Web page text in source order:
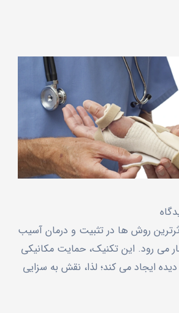
روش ‌ها در تثبیت و درمان آسیب
می ‌رود. این تکنیک، حمایت مکانیکی
ایجاد می کند؛ لذا، نقش به سزایی